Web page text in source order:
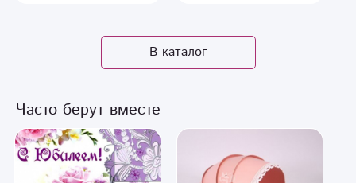
В каталог
Часто берут вместе